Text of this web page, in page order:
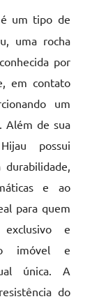
é um tipo de
uma rocha
por
em contato
um
Além de sua
possui
e ao
para quem
e
imóvel e
única. A
do